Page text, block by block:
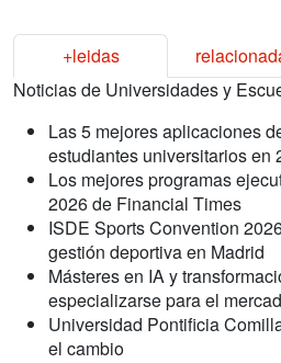
+leidas
Noticias de Universidades y
Las 5 mejores aplicaciones
estudiantes universitarios en
Los mejores programas
2026 de Financial Times
ISDE Sports Convention
gestión deportiva en Madrid
Másteres en IA y
especializarse para el
Universidad Pontificia
el cambio